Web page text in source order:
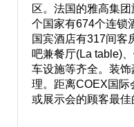
区。法国的雅高集
个国家有674个连锁
国宾酒店有317间客
吧兼餐厅(La table)
车设施等齐全。装
理。距离COEX国际
或展示会的顾客最佳